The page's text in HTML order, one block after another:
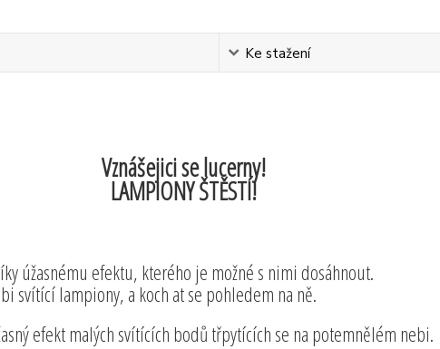
Ke stažení
Vznášejici se lucerny!
LAMPIONY ŠTĚSTÍ!
úžasnému efektu, kterého je možné s nimi dosáhnout.
svítící lampiony, a koch at se pohledem na ně.
efekt malých svítících bodů třpytících se na potemnělém nebi.